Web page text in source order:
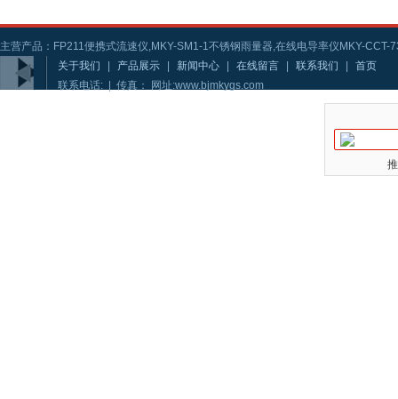
主营产品：FP211便携式流速仪,MKY-SM1-1不锈钢雨量器,在线电导率仪MKY-CCT-
关于我们
产品展示 新闻中心 在线留言 联系我们
首页
联系电话: | 传真： 网址:www.bjmkygs.com